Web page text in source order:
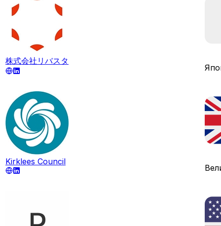
株式会社リバスタ
Kirklees Council